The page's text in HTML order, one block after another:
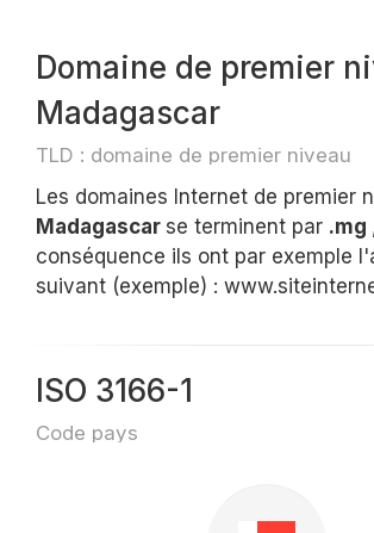
Domaine de premier
Madagascar
TLD : domaine de premier niveau
Les domaines Internet de premier
Madagascar se terminent par .mg
conséquence ils ont par exemple
suivant (exemple) :
ISO 3166-1
Code pays